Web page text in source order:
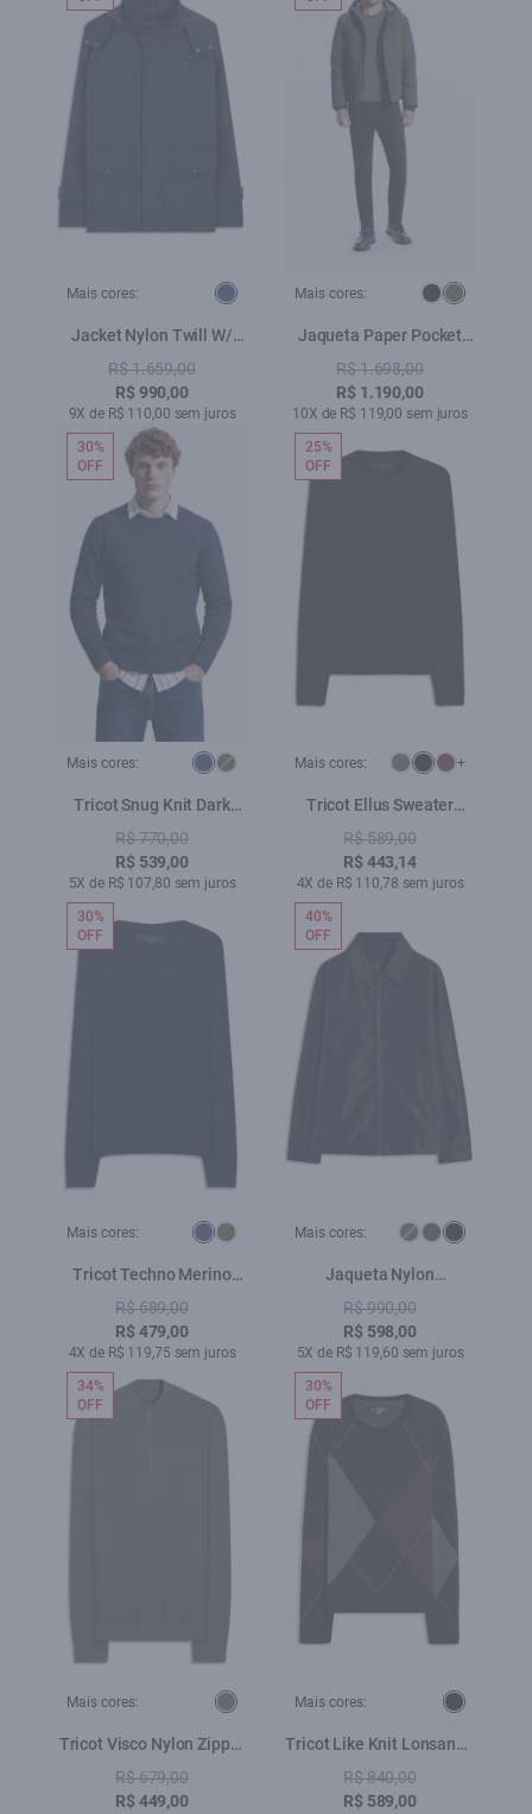
Mais cores:
Jacket Nylon Twill W/
Hood Dark Navy
R$ 1.659,00
R$ 990,00
9X de R$ 110,00 sem juros
Mais cores:
Jaqueta Paper Pocket
Verde Militar
R$ 1.698,00
R$ 1.190,00
10X de R$ 119,00 sem juros
Mais cores:
Tricot Snug Knit Dark
Navy
R$ 770,00
R$ 539,00
5X de R$ 107,80 sem juros
30%
OFF
Mais cores: +
Tricot Ellus Sweater
Preto
R$ 589,00
R$ 443,14
4X de R$ 110,78 sem juros
25%
OFF
Mais cores:
Tricot Techno Merino
Basic Azul Marinho
R$ 689,00
R$ 479,00
4X de R$ 119,75 sem juros
30%
OFF
Mais cores:
Jaqueta Nylon
Windbreaker Golf Preto
R$ 990,00
R$ 598,00
5X de R$ 119,60 sem juros
40%
OFF
Mais cores:
Tricot Visco Nylon Zipper
Sweater Grafite
R$ 679,00
R$ 449,00
34%
OFF
Mais cores:
Tricot Like Knit Lonsango
Padrao 1
R$ 840,00
R$ 589,00
30%
OFF